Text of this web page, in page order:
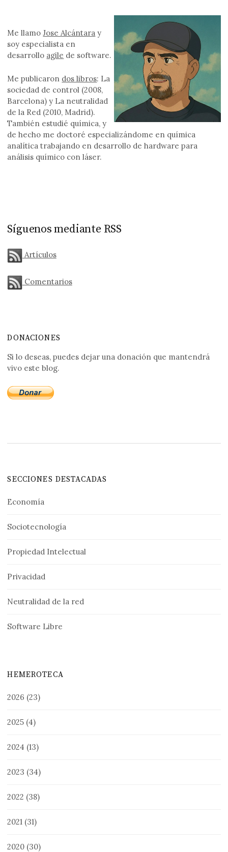
Me llamoJose Alcántara y
soy especialista en
desarrollo agile de software.
Me publicaron dos libros: La
sociedad de control (2008,
Barcelona) y La neutralidad
de la Red (2010, Madrid).
También estudié química, y
de hecho me doctoré especializándome en química
analítica trabajando en desarrollo de hardware para
análisis químico con láser.
Síguenos mediante RSS
Artículos
Comentarios
DONACIONES
Si lo deseas, puedes dejar una donación que mantendrá
vivo este blog.
SECCIONES DESTACADAS
Economía
Sociotecnología
Propiedad Intelectual
Privacidad
Neutralidad de la red
Software Libre
HEMEROTECA
2026 (23)
2025 (4)
2024 (13)
2023 (34)
2022 (38)
2021 (31)
2020 (30)